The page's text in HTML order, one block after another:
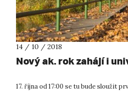
14 / 10 / 2018
Nový ak. rok zahájí i
17. října od 17:00 se tu bude sloužit